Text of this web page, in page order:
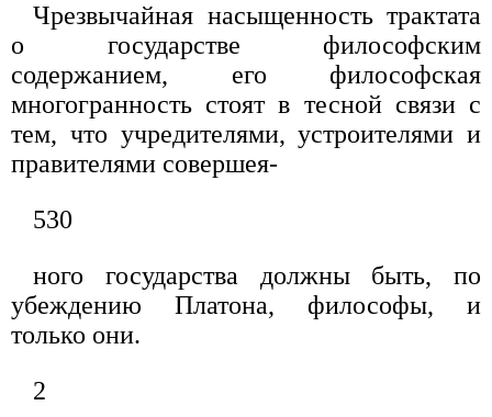
Чрезвычайная насыщенность трактата
о государстве философским
содержанием, его философская
многогранность стоят в тесной связи с
тем, что учредителями, устроителями и
правителями совершея-
530
ного государства должны быть, по
убеждению Платона, философы, и
только они.
2